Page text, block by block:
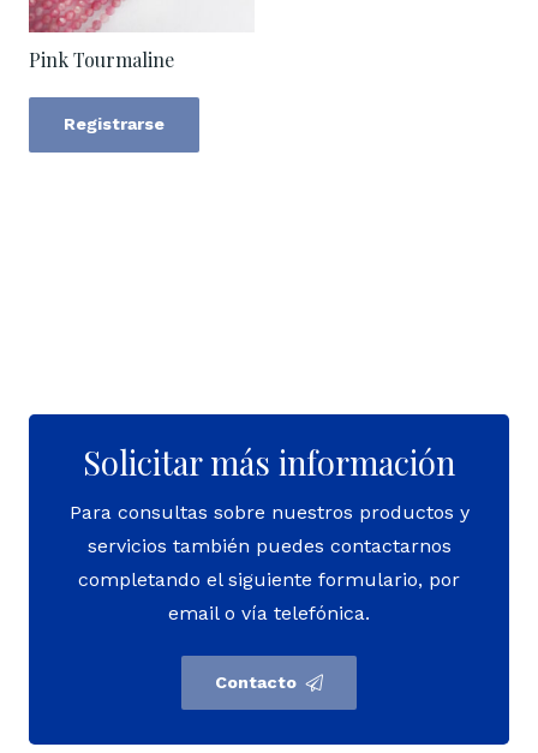
Pink Tourmaline
Registrarse
Solicitar más información
Para consultas sobre nuestros productos y
servicios también puedes contactarnos
completando el siguiente formulario, por
email o vía telefónica.
Contacto